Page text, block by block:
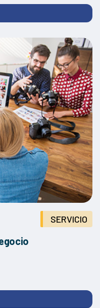
SERVICIO